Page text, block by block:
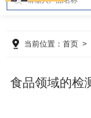
当前位置：首页 >
食品领域的